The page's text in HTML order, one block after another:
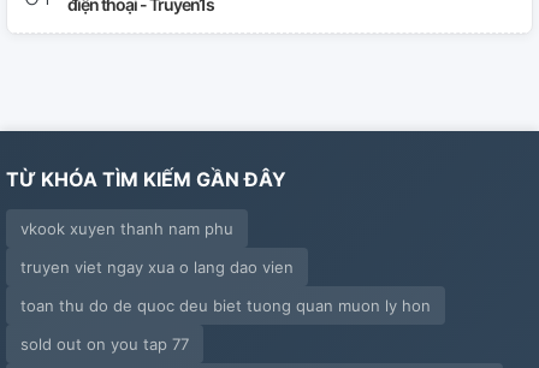
điện thoại - Truyen1s
TỪ KHÓA TÌM KIẾM GẦN ĐÂY
vkook xuyen thanh nam phu
truyen viet ngay xua o lang dao vien
toan thu do de quoc deu biet tuong quan muon ly hon
sold out on you tap 77